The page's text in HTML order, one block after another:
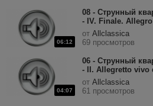
06:12
08 - Струнный
- IV. Finale.
от Allclassica
69 просмотров
04:07
06 - Струнный
- II. Allegretto vivo
от Allclassica
61 просмотров